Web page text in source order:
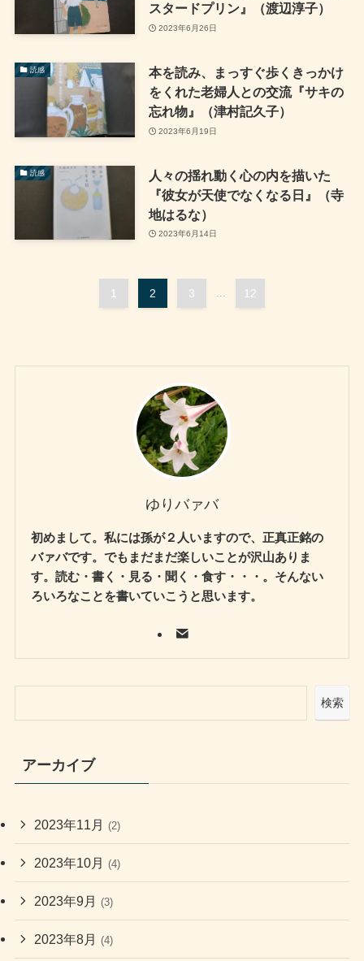
スタードプリン』（渡辺淳子）
2023年6月26日
読感
本を読み、まっすぐ歩くきっかけ
をくれた老婦人との交流『サキの
忘れ物』（津村記久子）
2023年6月19日
読感
人々の揺れ動く心の内を描いた
『彼女が天使でなくなる日』（寺
地はるな）
2023年6月14日
1 2 3 ... 12
ゆりバァバ
初めまして。私には孫が２人いますので、正真正銘の
バァバです。でもまだまだ楽しいことが沢山ありま
す。読む・書く・見る・聞く・食す・・・。そんない
ろいろなことを書いていこうと思います。
検索
アーカイブ
2023年11月 (2)
2023年10月 (4)
2023年9月 (3)
2023年8月 (4)